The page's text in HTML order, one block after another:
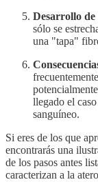
Desarrollo de
sólo se
una "tapa"
llegado el
sanguíneo.
Si eres de los que
encontrarás una
de los pasos antes
caracterizan a la